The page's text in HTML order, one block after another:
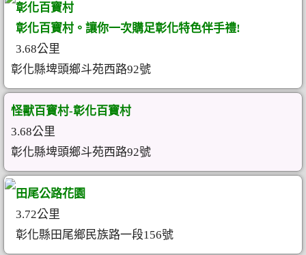
彰化百寶村
彰化百寶村。讓你一次購足彰化特色伴手禮!
3.68公里
彰化縣埤頭鄉斗苑西路92號
怪獸百寶村-彰化百寶村
3.68公里
彰化縣埤頭鄉斗苑西路92號
田尾公路花園
3.72公里
彰化縣田尾鄉民族路一段156號